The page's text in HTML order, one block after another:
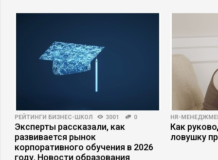
РЕЙТИНГИ БИЗНЕС-ШКОЛ 3001 0
Эксперты рассказали, как
развивается рынок
корпоративного обучения в 2026
году. Новости образования
HR-
Как
ловушку